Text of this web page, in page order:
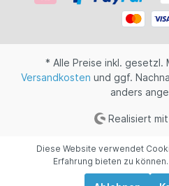
* Alle Preise inkl.
Versandkosten und ggf.
anders
Realisiert
Diese Website verwendet
Erfahrung bieten zu können.